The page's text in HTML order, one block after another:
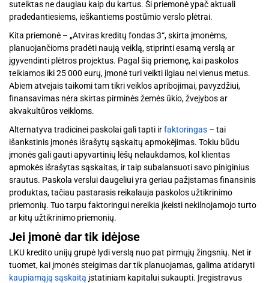
suteiktas ne daugiau kaip du kartus. Ši priemonė ypač aktuali
pradedantiesiems, ieškantiems postūmio verslo plėtrai.
Kita priemonė – „Atviras kreditų fondas 3“, skirta įmonėms,
planuojančioms pradėti naują veiklą, stiprinti esamą verslą ar
įgyvendinti plėtros projektus. Pagal šią priemonę, kai paskolos
teikiamos iki 25 000 eurų, įmonė turi veikti ilgiau nei vienus metus.
Abiem atvejais taikomi tam tikri veiklos apribojimai, pavyzdžiui,
finansavimas nėra skirtas pirminės žemės ūkio, žvejybos ar
akvakultūros veikloms.
Alternatyva tradicinei paskolai gali tapti irfaktoringas – tai
išankstinis įmonės išrašytų sąskaitų apmokėjimas. Tokiu būdu
įmonės gali gauti apyvartinių lėšų nelaukdamos, kol klientas
apmokės išrašytas sąskaitas, ir taip subalansuoti savo piniginius
srautus. Paskola verslui daugeliui yra geriau pažįstamas finansinis
produktas, tačiau pastarasis reikalauja paskolos užtikrinimo
priemonių. Tuo tarpu faktoringui nereikia įkeisti nekilnojamojo turto
ar kitų užtikrinimo priemonių.
Jei įmonė dar tik idėjose
LKU kredito unijų grupė lydi verslą nuo pat pirmųjų žingsnių. Net ir
tuomet, kai įmonės steigimas dar tik planuojamas, galima atidaryti
kaupiamąją sąskaitą įstatiniam kapitalui sukaupti. Įregistravus